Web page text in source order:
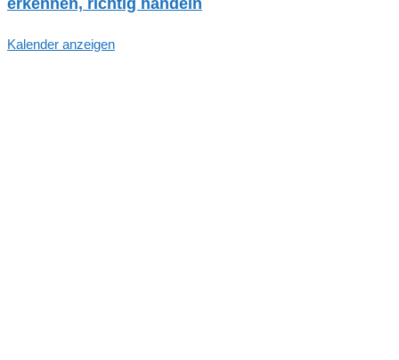
erkennen, richtig handeln
Kalender anzeigen